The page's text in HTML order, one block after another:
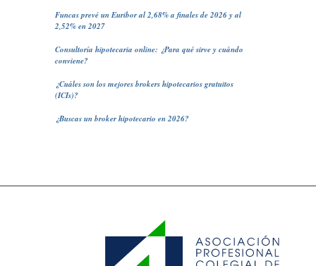
Funcas prevé un Euribor al 2,68% a finales de 2026 y al
2,52% en 2027
Consultoría hipotecaria online: ¿Para qué sirve y cuándo
conviene?
¿Cuáles son los mejores brokers hipotecarios gratuitos
(ICIs)?
¿Buscas un broker hipotecario en 2026?